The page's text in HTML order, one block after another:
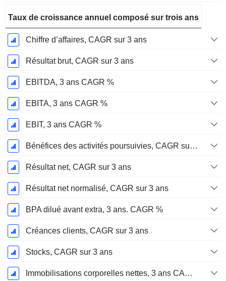
Taux de croissance annuel composé sur trois ans
Chiffre d’affaires, CAGR sur 3 ans
Résultat brut, CAGR sur 3 ans
EBITDA, 3 ans CAGR %
EBITA, 3 ans CAGR %
EBIT, 3 ans CAGR %
Bénéfices des activités poursuivies, CAGR sur 3 ans
Résultat net, CAGR sur 3 ans
Résultat net normalisé, CAGR sur 3 ans
BPA dilué avant extra, 3 ans. CAGR %
Créances clients, CAGR sur 3 ans
Stocks, CAGR sur 3 ans
Immobilisations corporelles nettes, 3 ans CAGR %